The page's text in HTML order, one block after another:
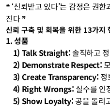
❝ ‘신뢰받고 있다’는 감정은 권
진다 ❞
신뢰 구축 및 회복을 위한 13가지
1. 성품
    1) Talk Straight:
솔직하고
    2) Demonstrate Respect:
    3) Create Transparency:
정
    4) Right Wrongs:
실수를 인
    5) Show Loyalty:
공을 돌리